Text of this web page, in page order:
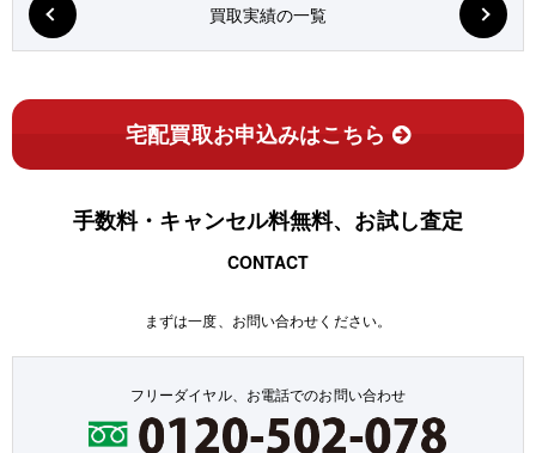
買取実績の一覧
宅配買取お申込みはこちら
手数料・キャンセル料無料、お試し査定
CONTACT
まずは一度、お問い合わせください。
フリーダイヤル、お電話でのお問い合わせ